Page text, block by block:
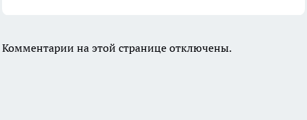
Комментарии на этой странице отключены.